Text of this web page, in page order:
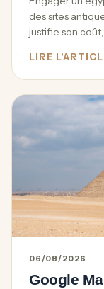
des sites
justifie son
LIRE
06/08/2026
Google